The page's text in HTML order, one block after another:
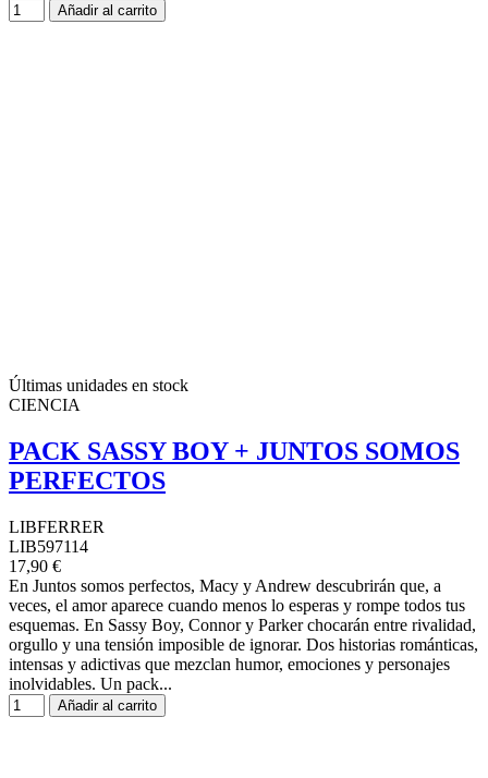
Añadir al carrito
Últimas unidades en stock
CIENCIA
PACK SASSY BOY + JUNTOS SOMOS
PERFECTOS
LIBFERRER
LIB597114
17,90 €
En Juntos somos perfectos, Macy y Andrew descubrirán que, a
veces, el amor aparece cuando menos lo esperas y rompe todos tus
esquemas. En Sassy Boy, Connor y Parker chocarán entre rivalidad,
orgullo y una tensión imposible de ignorar. Dos historias románticas,
intensas y adictivas que mezclan humor, emociones y personajes
inolvidables. Un pack...
Añadir al carrito